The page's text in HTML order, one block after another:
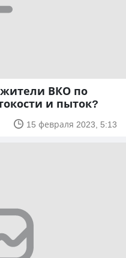
жители ВКО по
и пыток?
15 февраля 2023, 5:13